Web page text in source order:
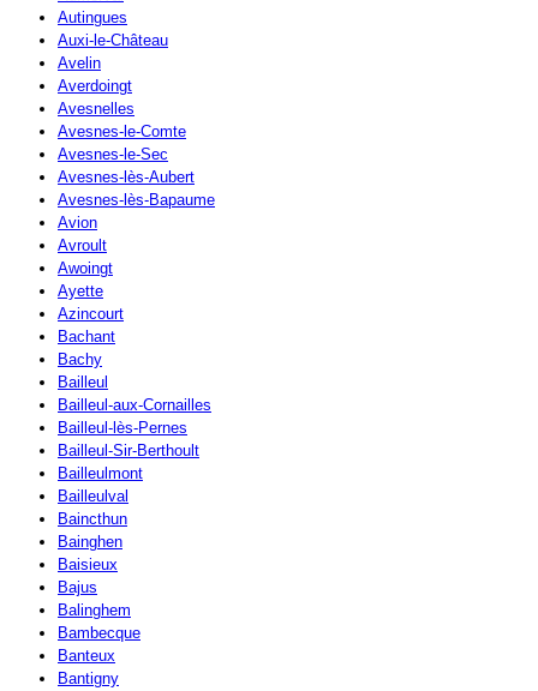
Autingues
Auxi-le-Château
Avelin
Averdoingt
Avesnelles
Avesnes-le-Comte
Avesnes-le-Sec
Avesnes-lès-Aubert
Avesnes-lès-Bapaume
Avion
Avroult
Awoingt
Ayette
Azincourt
Bachant
Bachy
Bailleul
Bailleul-aux-Cornailles
Bailleul-lès-Pernes
Bailleul-Sir-Berthoult
Bailleulmont
Bailleulval
Baincthun
Bainghen
Baisieux
Bajus
Balinghem
Bambecque
Banteux
Bantigny